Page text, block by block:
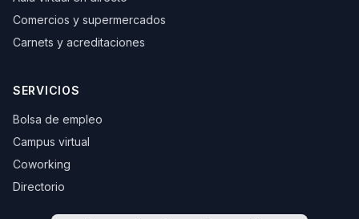
Comercios y supermercados
Carnets y acreditaciones
SERVICIOS
Bolsa de empleo
Campus virtual
Coworking
Directorio